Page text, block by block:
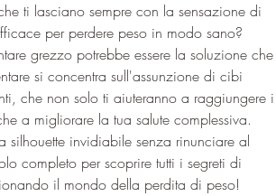
ti lasciano sempre con la sensazione di
per perdere peso in modo sano?
grezzo potrebbe essere la soluzione che
si concentra sull'assunzione di cibi
che non solo ti aiuteranno a raggiungere i
a migliorare la tua salute complessiva.
invidiabile senza rinunciare al
completo per scoprire tutti i segreti di
il mondo della perdita di peso!